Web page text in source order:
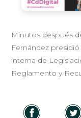
Minutos después
Fernández
interna de
Reglamento y